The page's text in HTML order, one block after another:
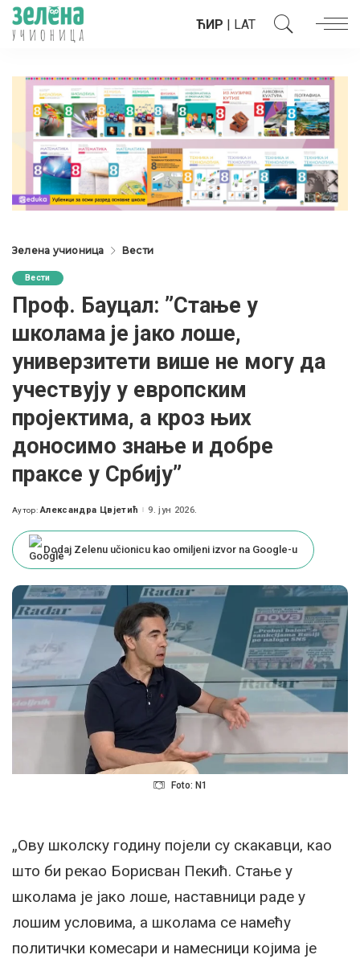
ЋИР | LAT
Зелена учионица Вести
Вести
Проф. Бауцал: ”Стање у
школама је јако лоше,
универзитети више не могу да
учествују у европским
пројектима, а кроз њих
доносимо знање и добре
праксе у Србију”
Posted
Аутор: Александра Цвјетић 9. јун 2026.
Dodaj Zelenu učionicu kao omiljeni izvor na Google-u
Foto: N1
„Ову школску годину појели су скакавци, као
што би рекао Борисван Пекић. Стање у
школама је јако лоше, наставници раде у
лошим условима, а школама се намећу
политички комесари и намесници којима је